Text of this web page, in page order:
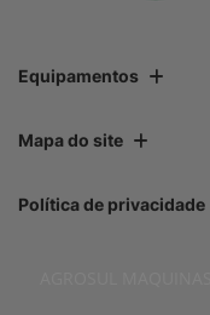
Equipamentos
Mapa do site
Política de privacidade